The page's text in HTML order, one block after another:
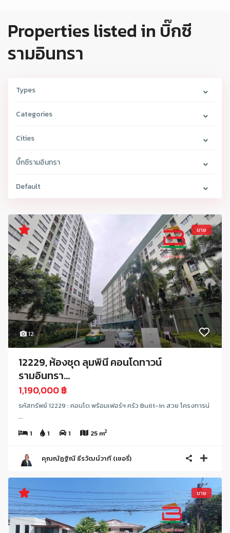
Properties listed in บิ๊กซี
รามอินทรา
Types
Categories
Cities
บิ๊กซีรามอินทรา
Default
12
ขาย
12229, ห้องชุด ลุมพินี คอนโดทาวน์
รามอินทรา...
1,190,000 ฿
รหัสทรัพย์ 12229 : คอนโด พร้อมเฟอร์ฯ ครัว Built-in สวย โครงการน่
...
1
1 1 25 m2
คุณณัฏฐิณี ธีรวัฒน์วาที (เชอรี่)
ขาย